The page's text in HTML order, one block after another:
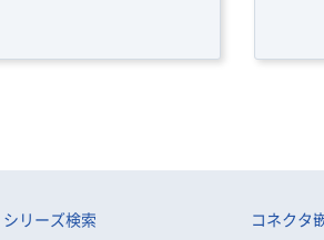
シリーズ検索 コネクタ